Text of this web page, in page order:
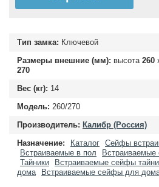
Тип замка: Ключевой
Размеры внешние (мм): высота 260
270
Вес (кг): 14
Модель: 260/270
Производитель: Калибр (Россия)
Назначение:
Каталог Сейфы
Встраиваемые в пол
Тайники
Встраиваемые сейфы
дома
Встраиваемые сейфы для